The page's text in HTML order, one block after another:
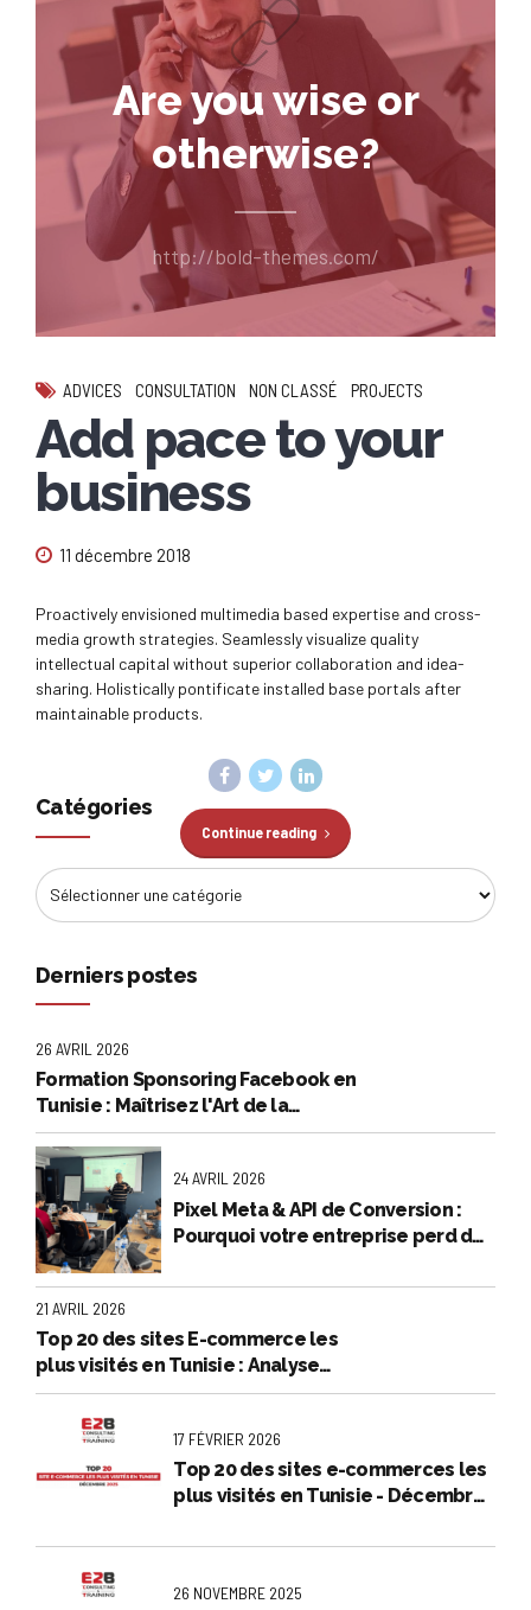
Are you wise or
otherwise?
http://bold-themes.com/
ADVICES CONSULTATION NON CLASSÉ PROJECTS
Add pace to your
business
11 décembre 2018
Proactively envisioned multimedia based expertise and cross-
media growth strategies. Seamlessly visualize quality
intellectual capital without superior collaboration and idea-
sharing. Holistically pontificate installed base portals after
maintainable products.
Continue reading
Catégories
Derniers postes
26 AVRIL 2026
Formation Sponsoring Facebook en
Tunisie : Maîtrisez l'Art de la
Publicité Rentable
24 AVRIL 2026
Pixel Meta & API de Conversion :
Pourquoi votre entreprise perd de
21 AVRIL 2026
Top 20 des sites E-commerce les
plus visités en Tunisie : Analyse
exclusive - Mars 2026
17 FÉVRIER 2026
Top 20 des sites e-commerces les
plus visités en Tunisie - Décembre
26 NOVEMBRE 2025